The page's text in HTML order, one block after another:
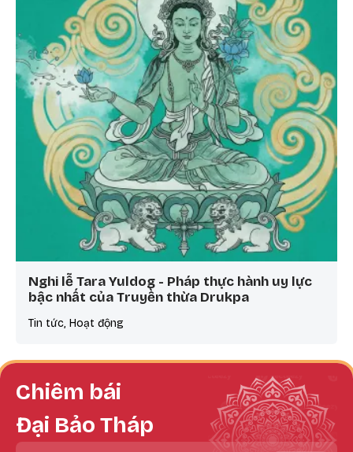
Nghi lễ Tara Yuldog - Pháp thực hành uy lực
bậc nhất của Truyền thừa Drukpa
Tin tức, Hoạt động
Chiêm bái
Đại Bảo Tháp